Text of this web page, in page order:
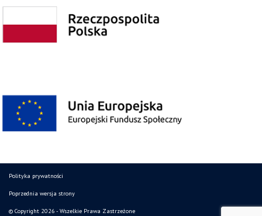
Polityka prywatności
Poprzednia wersja strony
© Copyright 2026 - Wszelkie Prawa Zastrzeżone